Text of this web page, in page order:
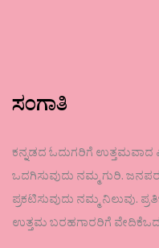
ಸಂಗಾತಿ
ಕನ್ನಡದ ಓದುಗರಿಗೆ ಉತ್ತಮವಾದ
ಒದಗಿಸುವುದು ನಮ್ಮ ಗುರಿ.
ಪ್ರಕಟಿಸುವುದು ನಮ್ಮ
ಉತ್ತಮ ಬರಹಗಾರರಿಗೆ